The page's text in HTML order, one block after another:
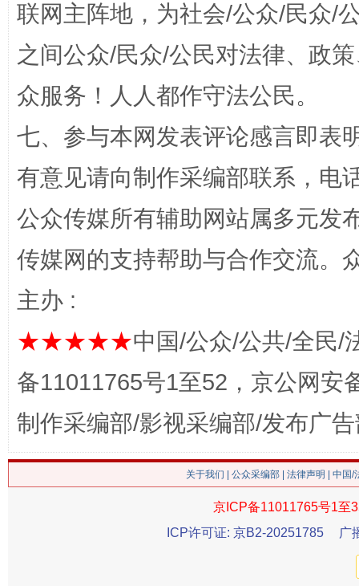
网上购药对药下症？
这是一记警钟！ 谢
在谋一域中谋全局
今
联网主阵地，为社会/公众/民众/
之间公众/民众/公民对法律、政
众服务！人人都作守法公民。
七、参与本网发表评论感言即表
有意见请向制作采编部联系，电
公众传媒所有辅助网站属多元发
传媒网的支持帮助与合作交流。
主办 :
★★★★★中国/公众/公共/全民/
备11011765号1至52，京公网安
制作采编部/影视采编部/发布广
关于我们 公众采编部 法律声明 | 中国
京ICP备11011765号1至
ICP许可证: 京B2-20251785
广